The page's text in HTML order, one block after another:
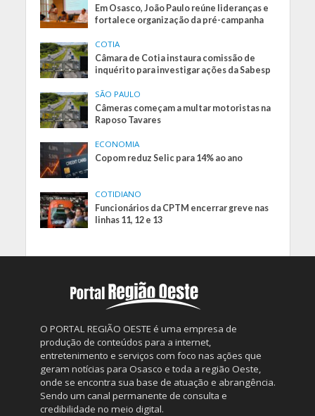
Em Osasco, João Paulo reúne lideranças e
fortalece organização da pré-campanha
COTIA
Câmara de Cotia instaura comissão de
inquérito para investigar ações da Sabesp
SÃO PAULO
Câmeras começam a multar motoristas na
Raposo Tavares
ECONOMIA
Copom reduz Selic para 14% ao ano
COTIDIANO
Funcionários da CPTM encerrar greve nas
linhas 11, 12 e 13
O PORTAL REGIÃO OESTE é uma empresa de
produção de conteúdos para a internet,
entretenimento e serviços com foco nas ações que
geram notícias para Osasco e toda a região Oeste,
onde se encontra sua base de atuação e abrangência.
Sendo um canal permanente de consulta e
credibilidade no meio digital.